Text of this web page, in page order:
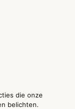
die onze
belichten.